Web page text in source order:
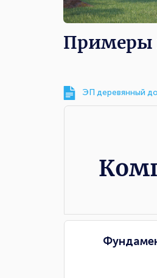
Примеры
ЭП деревянный
Комплектации